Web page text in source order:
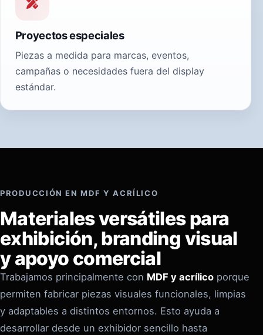
Proyectos especiales
Piezas a medida para marcas, eventos,
campañas o necesidades fuera del display
estándar.
PRODUCCIÓN EN MDF Y ACRÍLICO
Materiales versátiles para
exhibición, branding visual
y apoyo comercial
Trabajamos principalmente con MDF y acrílico porque
permiten fabricar piezas visuales funcionales, limpias
y adaptables a distintos entornos. Esto ayuda a
desarrollar desde un exhibidor sencillo hasta